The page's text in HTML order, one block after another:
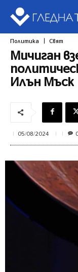
Политика Свят
Мичиган
Илън Мъск
05/08/2024